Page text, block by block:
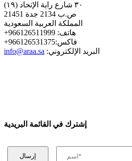
٣٠ شارع راية الإتحاد (١٩)
ص.ب 2134 جدة 21451
المملكة العربية السعودية
+هاتف: 966126511999
+فاكس:966126531375
info@araa.sa :البريد الإلكتروني
إشترك في القائمة البريدية